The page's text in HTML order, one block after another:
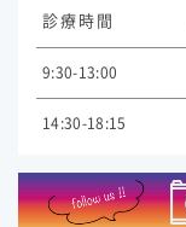
診療時間
9:30-13:00
14:30-18:15